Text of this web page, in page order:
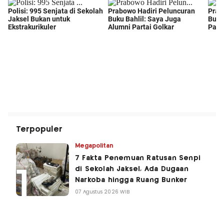
Terpopuler
Megapolitan
7 Fakta Penemuan Ratusan Senpi
di Sekolah Jaksel, Ada Dugaan
Narkoba hingga Ruang Bunker
07 Agustus 2026 WIB